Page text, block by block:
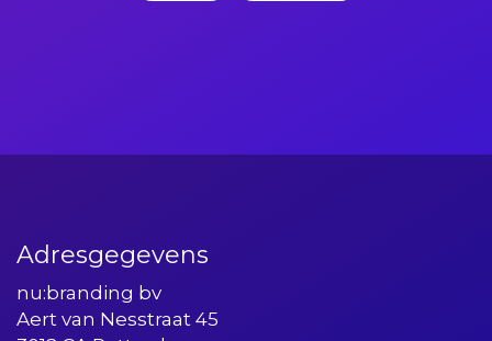
Adresgegevens
nu:branding bv
Aert van Nesstraat 45